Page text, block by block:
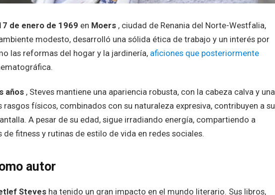
de enero de 1969 en Moers, ciudad de Renania del Norte-Westfalia,
modesto, desarrolló una sólida ética de trabajo y un interés por
las reformas del hogar y la jardinería, aficiones que posteriormente
años, Steves mantiene una apariencia robusta, con la cabeza calva y una
rasgos físicos, combinados con su naturaleza expresiva, contribuyen a su
A pesar de su edad, sigue irradiando energía, compartiendo a
fitness y rutinas de estilo de vida en redes sociales.
autor
Stevesha tenido un gran impacto en el mundo literario. Sus libros,